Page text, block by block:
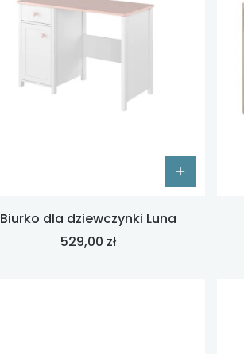
Biurko dla dziewczynki Luna
Cena
529,00 zł